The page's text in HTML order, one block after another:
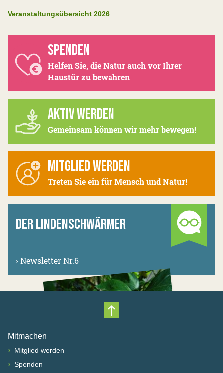
Veranstaltungsübersicht 2026
SPENDEN
Helfen Sie, die Natur auch vor Ihrer
Haustür zu bewahren
AKTIV WERDEN
Gemeinsam können wir mehr bewegen!
MITGLIED WERDEN
Treten Sie ein für Mensch und Natur!
DER LINDENSCHWÄRMER
› Newsletter Nr.6
Nach oben scrollen
Mitmachen
› Mitglied werden
› Spenden